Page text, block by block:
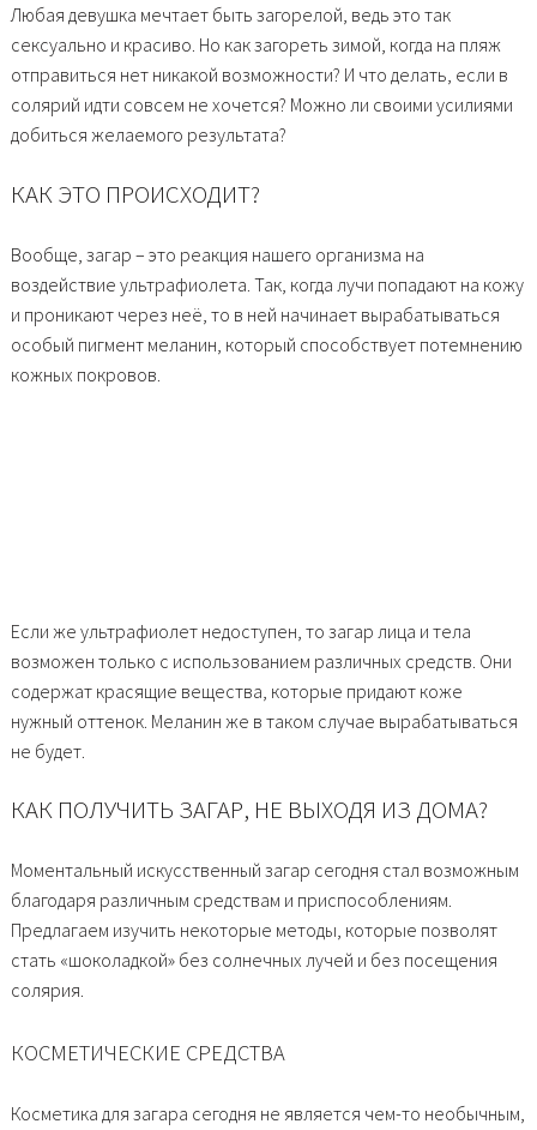
Любая девушка мечтает быть загорелой, ведь это так
сексуально и красиво. Но как загореть зимой, когда на пляж
отправиться нет никакой возможности? И что делать, если в
солярий идти совсем не хочется? Можно ли своими усилиями
добиться желаемого результата?
КАК ЭТО ПРОИСХОДИТ?
Вообще, загар – это реакция нашего организма на
воздействие ультрафиолета. Так, когда лучи попадают на кожу
и проникают через неё, то в ней начинает вырабатываться
особый пигмент меланин, который способствует потемнению
кожных покровов.
Если же ультрафиолет недоступен, то загар лица и тела
возможен только с использованием различных средств. Они
содержат красящие вещества, которые придают коже
нужный оттенок. Меланин же в таком случае вырабатываться
не будет.
КАК ПОЛУЧИТЬ ЗАГАР, НЕ ВЫХОДЯ ИЗ ДОМА?
Моментальный искусственный загар сегодня стал возможным
благодаря различным средствам и приспособлениям.
Предлагаем изучить некоторые методы, которые позволят
стать «шоколадкой» без солнечных лучей и без посещения
солярия.
КОСМЕТИЧЕСКИЕ СРЕДСТВА
Косметика для загара сегодня не является чем-то необычным,